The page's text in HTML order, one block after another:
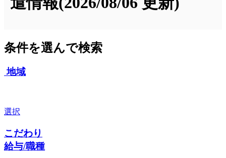
条件を選んで検索
地域
選択
こだわり
給与/職種